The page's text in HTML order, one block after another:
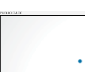
PUBLICIDADE